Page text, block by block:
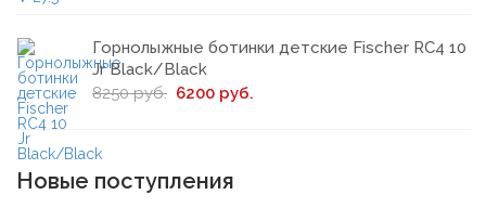
Горнолыжные ботинки детские Fischer RC4 10
Jr Black/Black
8250 руб. 6200 руб.
Новые поступления